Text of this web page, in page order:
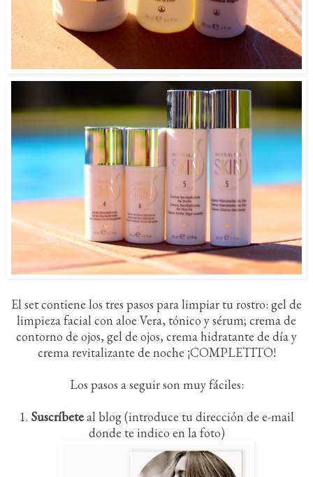
El set contiene los tres pasos para limpiar tu rostro: gel de
limpieza facial con aloe Vera, tónico y sérum; crema de
contorno de ojos, gel de ojos, crema hidratante de día y
crema revitalizante de noche ¡COMPLETITO!
Los pasos a seguir son muy fáciles:
1. Suscríbeteal blog (introduce tu dirección de e-mail
donde te indico en la foto)